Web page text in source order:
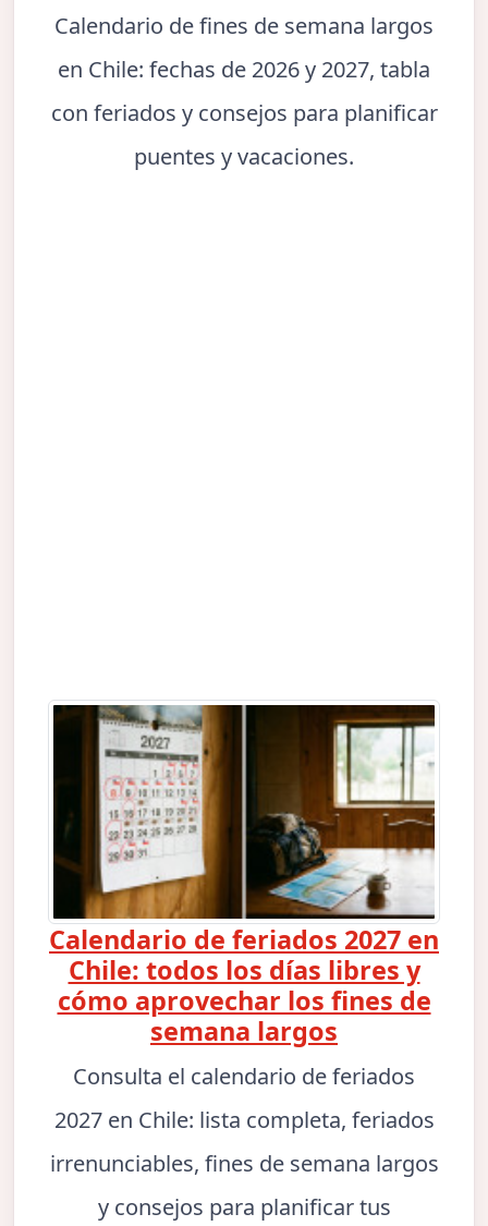
Calendario de fines de semana largos
en Chile: fechas de 2026 y 2027, tabla
con feriados y consejos para planificar
puentes y vacaciones.
Calendario de feriados 2027 en
Chile: todos los días libres y
cómo aprovechar los fines de
semana largos
Consulta el calendario de feriados
2027 en Chile: lista completa, feriados
irrenunciables, fines de semana largos
y consejos para planificar tus